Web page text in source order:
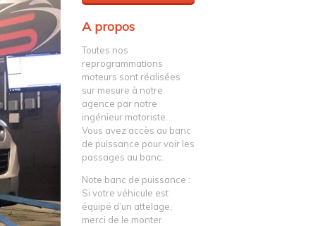
A propos
Toutes nos
reprogrammations
moteurs sont réalisées
sur mesure à notre
agence par notre
ingénieur motoriste.
Vous avez accès au banc
de puissance pour voir les
passages au banc.
Note banc de puissance :
Si votre véhicule est
équipé d’un attelage,
merci de le monter.